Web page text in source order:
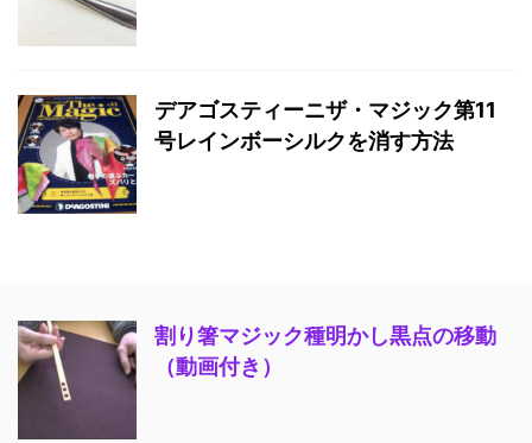
デアゴスティーニザ・マジック第11
号レインボーシルクを消す方法
割り箸マジック種明かし黒点の移動
（動画付き）